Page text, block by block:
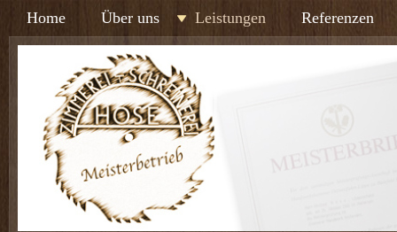
Home Über uns Leistungen Referenzen